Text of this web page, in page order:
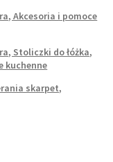
Akcesoria i pomoce
Stoliczki do łóżka,
kuchenne
skarpet,